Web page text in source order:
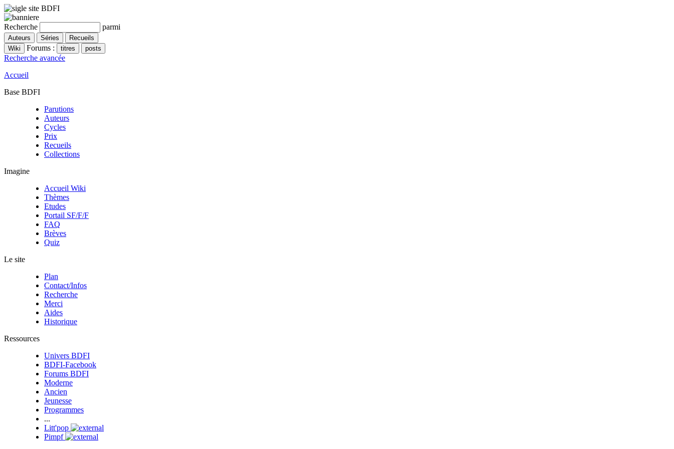
Recherche parmi
Forums :
Recherche avancée
Accueil
Base BDFI
Parutions
Auteurs
Cycles
Prix
Recueils
Collections
Imagine
Accueil Wiki
Thèmes
Etudes
Portail SF/F/F
FAQ
Brèves
Quiz
Le site
Plan
Contact/Infos
Recherche
Merci
Aides
Historique
Ressources
Univers BDFI
BDFI-Facebook
Forums BDFI
Moderne
Ancien
Jeunesse
Programmes
...
Litt'pop
Pimpf